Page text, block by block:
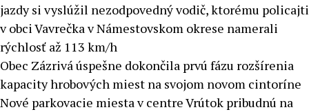
jazdy si vyslúžil nezodpovedný vodič, ktorému policajti
v obci Vavrečka v Námestovskom okrese namerali
rýchlosť až 113 km/h
Obec Zázrivá úspešne dokončila prvú fázu rozšírenia
kapacity hrobových miest na svojom novom cintoríne
Nové parkovacie miesta v centre Vrútok pribudnú na